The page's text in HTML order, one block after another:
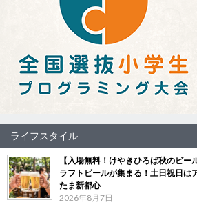
ライフスタイル
【入場無料！けやきひろば秋のビ
ラフトビールが集まる！土日祝日は
たま新都心
2026年8月7日